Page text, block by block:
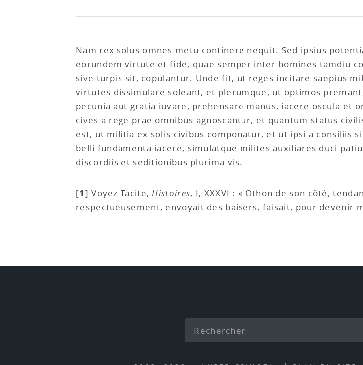
Nam rex solus omnes metu continere nequit. Sed ipsius
eorundem virtute et fide, quae semper inter homines tamdiu
sive turpis sit, copulantur. Unde fit, ut reges incitare saepius
virtutes dissimulare soleant, et plerumque, ut optimos
pecunia aut gratia iuvare, prehensare manus, iacere oscula et
cives a rege prae omnibus agnoscantur, et quantum status
est, ut militia ex solis civibus componatur, et ut ipsi a consiliis
belli fundamenta iacere, simulatque milites auxiliares duci
discordiis et seditionibus plurima vis.
[1 ]Voyez Tacite,Histoires, I, XXXVI : « Othon de son côté,
respectueusement, envoyait des baisers, faisait, pour devenir